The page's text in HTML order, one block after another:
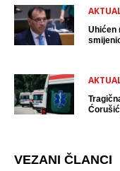
Uhićen
VEZANI ČLANCI